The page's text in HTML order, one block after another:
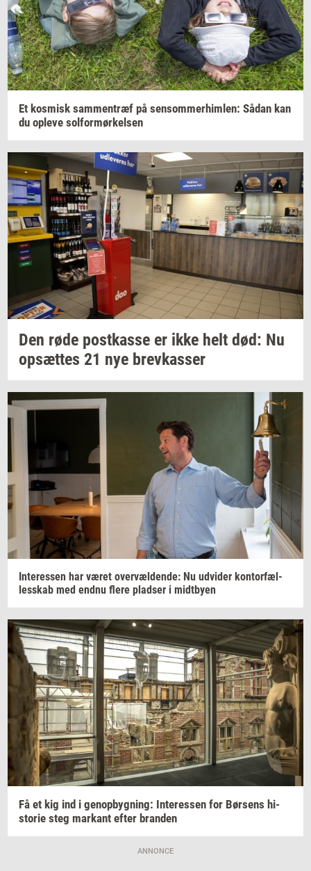
Et kos­misk sam­men­træf på sen­som­mer­him­len: Sådan kan
du op­le­ve sol­for­mør­kel­sen
Den røde po­st­kas­se er ikke helt død: Nu
op­sæt­tes 21 nye brev­kas­ser
In­ter­es­sen har været over­væl­den­de: Nu ud­vi­der kon­tor­fæl­
les­skab med endnu flere plad­ser i midt­by­en
Få et kig ind i genop­byg­ning: In­ter­es­sen for Bør­sens hi­
sto­rie steg mar­kant efter bran­den
ANNONCE